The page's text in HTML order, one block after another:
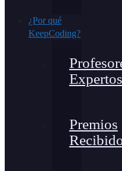
¿Por qué
KeepCoding?
Expertos
Premios